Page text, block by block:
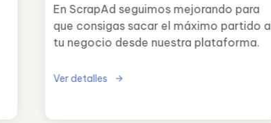
En ScrapAd seguimos mejorando para
que consigas sacar el máximo partido a
tu negocio desde nuestra plataforma.
Ver detalles